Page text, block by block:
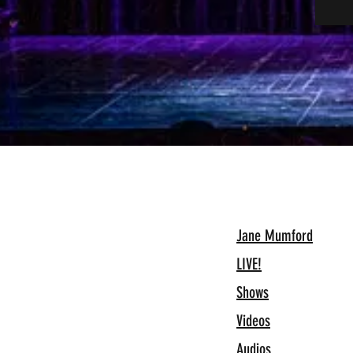
Jane Mumford
LIVE!
Shows
Videos